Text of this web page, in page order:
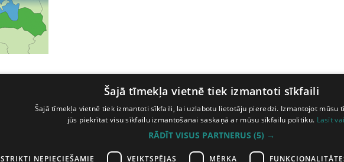
Šajā tīmekļa vietnē tiek izmantoti sīkfaili
Šajā tīmekļa vietnē tiek izmantoti sīkfaili, lai uzlabotu lietotāju pieredzi. Izmantojot mūsu
jūs piekrītat visu sīkfailu izmantošanai saskaņā ar mūsu sīkfailu politiku. Lasīt
RĀDĪT VISUS PARTNERUS (5) →
STRIKTI NEPIECIEŠAMIE VEIKTSPĒJAS MĒRĶA